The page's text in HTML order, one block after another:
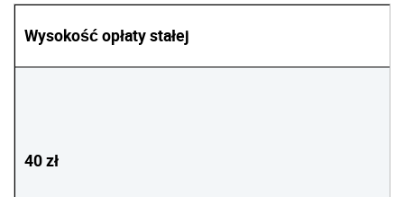
Wysokość opłaty stałej
40 zł